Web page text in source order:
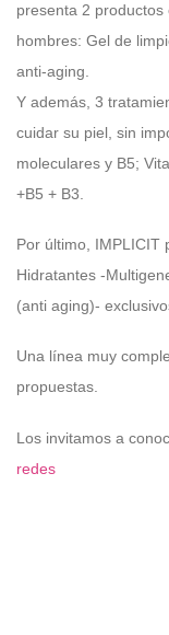
presenta 2
hombres: Gel de
anti-aging.
Y además, 3
cuidar su piel, sin
moleculares y B5;
+B5 + B3.
Por último, IMPLICIT
Hidratantes -
(anti aging)-
Una línea muy
propuestas.
Los invitamos a
redes